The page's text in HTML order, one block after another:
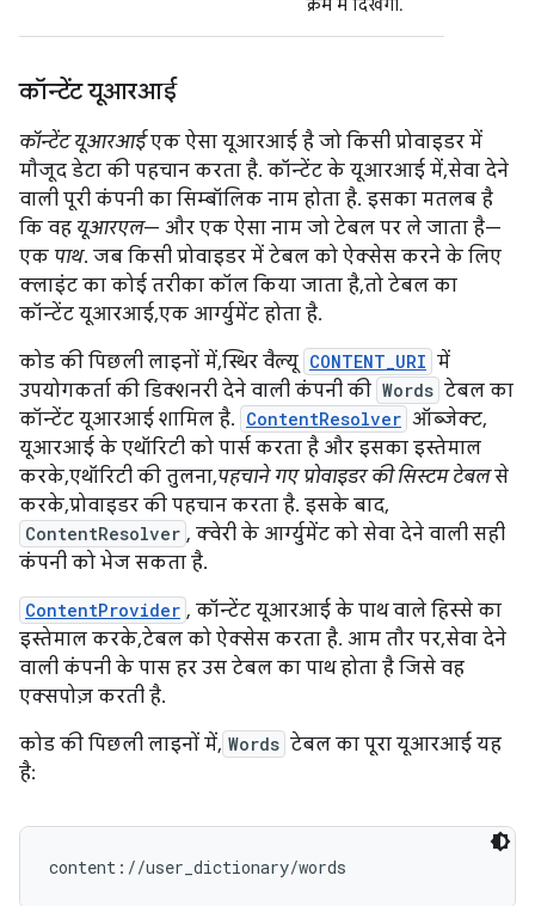
कॉन्टेंट यूआरआई
कॉन्टेंट यूआरआईएक ऐसा यूआरआई है जो किसी प्रोवाइडर में
मौजूद डेटा की पहचान करता है. कॉन्टेंट के यूआरआई में, सेवा देने
वाली पूरी कंपनी का सिम्बॉलिक नाम होता है. इसका मतलब है
कि वह यूआरएल— और एक ऐसा नाम जो टेबल पर ले जाता है—
एक पाथ. जब किसी प्रोवाइडर में टेबल को ऐक्सेस करने के लिए
क्लाइंट का कोई तरीका कॉल किया जाता है, तो टेबल का
कॉन्टेंट यूआरआई, एक आर्ग्युमेंट होता है.
कोड की पिछली लाइनों में, स्थिर वैल्यू CONTENT_URI में
उपयोगकर्ता की डिक्शनरी देने वाली कंपनी की Words टेबल का
कॉन्टेंट यूआरआई शामिल है. ContentResolver ऑब्जेक्ट,
यूआरआई के एथॉरिटी को पार्स करता है और इसका इस्तेमाल
करके, एथॉरिटी की तुलना,पहचाने गए प्रोवाइडर की सिस्टम टेबलसे
करके, प्रोवाइडर की पहचान करता है. इसके बाद,
ContentResolver , क्वेरी के आर्ग्युमेंट को सेवा देने वाली सही
कंपनी को भेज सकता है.
ContentProvider , कॉन्टेंट यूआरआई के पाथ वाले हिस्से का
इस्तेमाल करके, टेबल को ऐक्सेस करता है. आम तौर पर, सेवा देने
वाली कंपनी के पास हर उस टेबल का पाथ होता है जिसे वह
एक्सपोज़ करती है.
कोड की पिछली लाइनों में, Words टेबल का पूरा यूआरआई यह
है: